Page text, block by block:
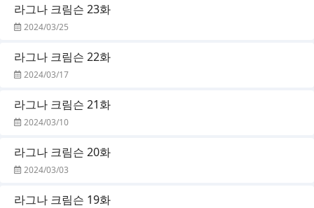
라그나 크림슨 23화
2024/03/25
라그나 크림슨 22화
2024/03/17
라그나 크림슨 21화
2024/03/10
라그나 크림슨 20화
2024/03/03
라그나 크림슨 19화